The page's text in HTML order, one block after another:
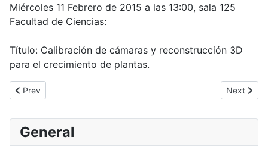
General
Miércoles 11 Febrero de 2015 a las 13:00, sala 125
Facultad de Ciencias:
Título: Calibración de cámaras y reconstrucción 3D
para el crecimiento de plantas.
Previous article: Seminario de Alberto Lastra
Prev Next
Next